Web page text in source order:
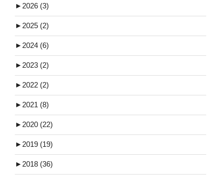
► 2026 (3)
► 2025 (2)
► 2024 (6)
► 2023 (2)
► 2022 (2)
► 2021 (8)
► 2020 (22)
► 2019 (19)
► 2018 (36)